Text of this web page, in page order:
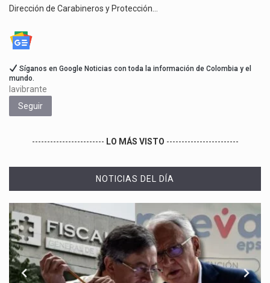
Dirección de Carabineros y Protección…
Síganos en Google Noticias con toda la información de Colombia y el
mundo.
lavibrante
Seguir
------------------------ LO MÁS VISTO ------------------------
NOTICIAS DEL DÍA